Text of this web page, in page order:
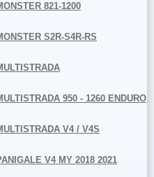
821-1200
S2R-S4R-RS
950 - 1260 ENDURO
V4 / V4S
V4 MY 2018 2021